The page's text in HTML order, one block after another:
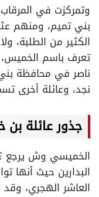
وتمركزت في
بني تميم، ومنهم
الكثير من الطلبة،
تعرف باسم
ناصر في محافظة
نجد، وعائلة أخرى
جذور عائلة
الخميسي وش يرجع
البدارين حيث أنها
العاشر الهجري،